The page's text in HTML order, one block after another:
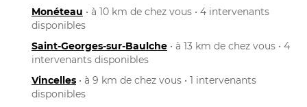
Monéteau • à 10 km de chez vous • 4 intervenants
disponibles
Saint-Georges-sur-Baulche • à 13 km de chez vous • 4
intervenants disponibles
Vincelles • à 9 km de chez vous • 1 intervenants
disponibles